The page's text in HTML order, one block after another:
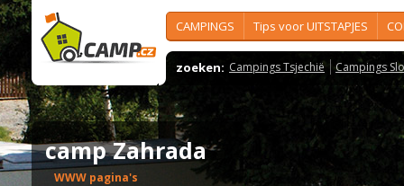
CAMPINGS Tips voor UITSTAPJES
zoeken: Campings Tsjechië Campings
camp Zahrada
WWW pagina's